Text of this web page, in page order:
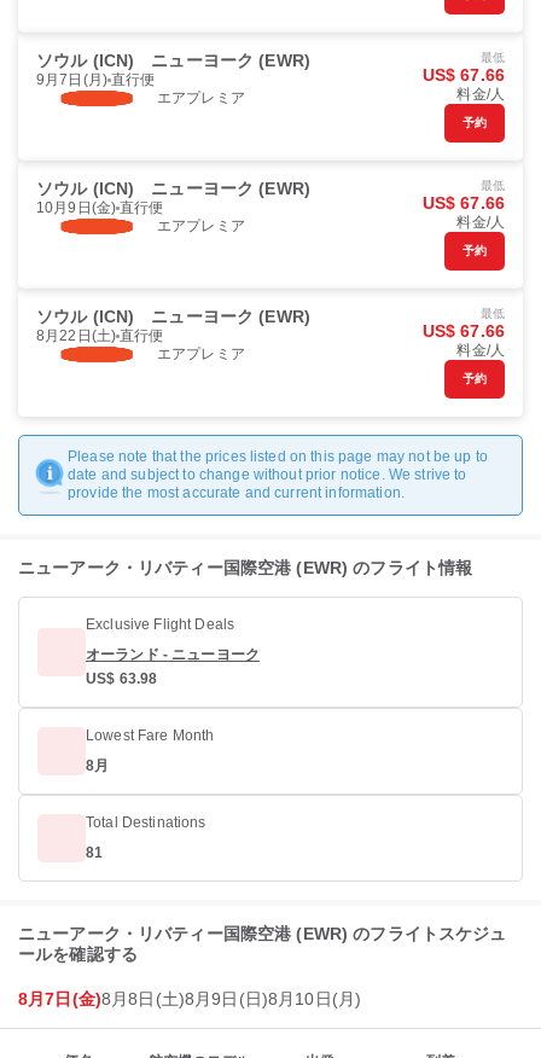
ソウル (ICN) ニューヨーク (EWR)
9月7日(月) 直行便
エアプレミア
最低
US$ 67.66
料金/人
予約
ソウル (ICN) ニューヨーク (EWR)
10月9日(金) 直行便
エアプレミア
最低
US$ 67.66
料金/人
予約
ソウル (ICN) ニューヨーク (EWR)
8月22日(土) 直行便
エアプレミア
最低
US$ 67.66
料金/人
予約
Please note that the prices listed on this page may not be up to
date and subject to change without prior notice. We strive to
provide the most accurate and current information.
ニューアーク・リバティー国際空港 (EWR) のフライト情報
Exclusive Flight Deals
オーランド - ニューヨーク
US$ 63.98
Lowest Fare Month
8月
Total Destinations
81
ニューアーク・リバティー国際空港 (EWR) のフライトスケジュ
ールを確認する
8月7日(金)8月8日(土)8月9日(日)8月10日(月)